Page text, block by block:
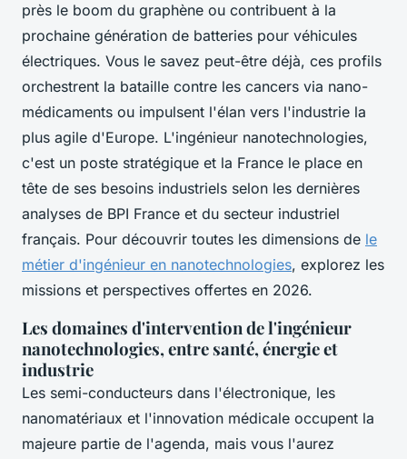
près le boom du graphène ou contribuent à la
prochaine génération de batteries pour véhicules
électriques. Vous le savez peut-être déjà, ces profils
orchestrent la bataille contre les cancers via nano-
médicaments ou impulsent l'élan vers l'industrie la
plus agile d'Europe. L'ingénieur nanotechnologies,
c'est un poste stratégique et la France le place en
tête de ses besoins industriels selon les dernières
analyses de BPI France et du secteur industriel
français. Pour découvrir toutes les dimensions de le
métier d'ingénieur en nanotechnologies, explorez les
missions et perspectives offertes en 2026.
Les domaines d'intervention de l'ingénieur
nanotechnologies, entre santé, énergie et
industrie
Les semi-conducteurs dans l'électronique, les
nanomatériaux et l'innovation médicale occupent la
majeure partie de l'agenda, mais vous l'aurez